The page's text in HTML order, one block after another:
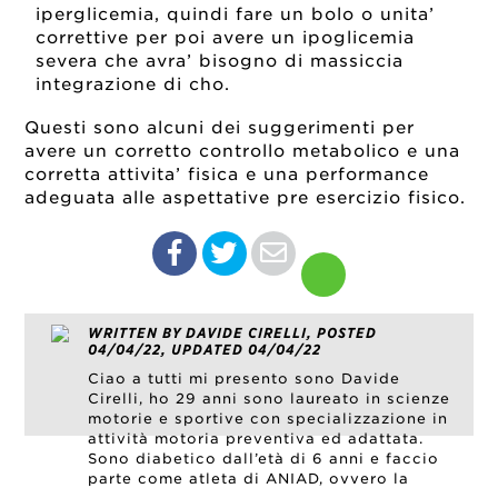
iperglicemia, quindi fare un bolo o unita’
correttive per poi avere un ipoglicemia
severa che avra’ bisogno di massiccia
integrazione di cho.
Questi sono alcuni dei suggerimenti per
avere un corretto controllo metabolico e una
corretta attivita’ fisica e una performance
adeguata alle aspettative pre esercizio fisico.
WRITTEN BY DAVIDE CIRELLI, POSTED
04/04/22, UPDATED 04/04/22
Ciao a tutti mi presento sono Davide
Cirelli, ho 29 anni sono laureato in scienze
motorie e sportive con specializzazione in
attività motoria preventiva ed adattata.
Sono diabetico dall’età di 6 anni e faccio
parte come atleta di ANIAD, ovvero la